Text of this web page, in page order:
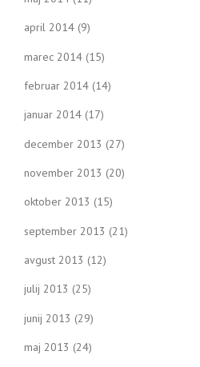
april 2014 (9)
marec 2014 (15)
februar 2014 (14)
januar 2014 (17)
december 2013 (27)
november 2013 (20)
oktober 2013 (15)
september 2013 (21)
avgust 2013 (12)
julij 2013 (25)
junij 2013 (29)
maj 2013 (24)